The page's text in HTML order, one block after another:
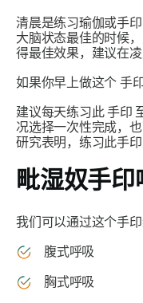
清晨是练习瑜伽或手印
大脑状态最佳的时候
得最佳效果，建议在
如果你早上做这个 手
建议每天练习此手印
况选择一次性完成，
研究表明，练习此手
毗湿奴手印
我们可以通过这个手印
腹式呼吸
胸式呼吸